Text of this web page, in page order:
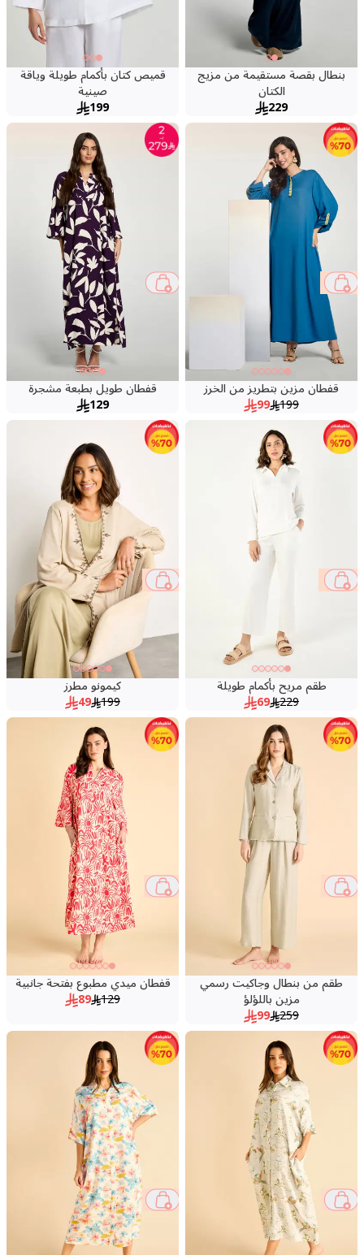
بنطال بقصة مستقيمة من مزيج
الكتان
229
قميص كتان بأكمام طويلة وياقة
صينية
199
قفطان مزين بتطريز من الخرز
199
99
50 %
قفطان طويل بطبعة مشجرة
129
طقم مريح بأكمام طويلة
229
69
70 %
كيمونو مطرز
199
49
75 %
طقم من بنطال وجاكيت رسمي
مزين باللؤلؤ
259
99
62 %
قفطان ميدي مطبوع بفتحة جانبية
129
89
31 %
62 %
62 %